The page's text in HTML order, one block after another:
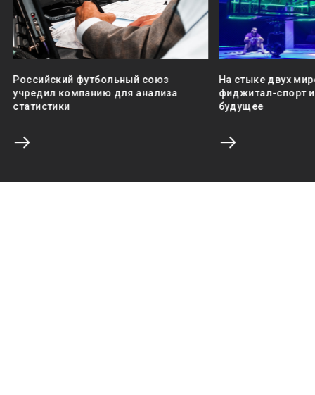
Российский футбольный союз
учредил компанию для анализа
статистики
На стыке двух
фиджитал-спорт
будущее